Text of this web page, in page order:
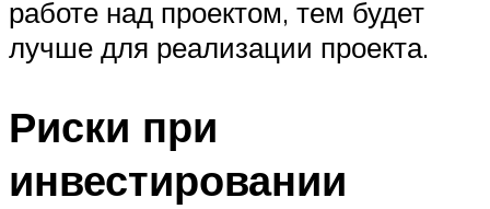
работе над проектом, тем будет
лучше для реализации проекта.
Риски при
инвестировании